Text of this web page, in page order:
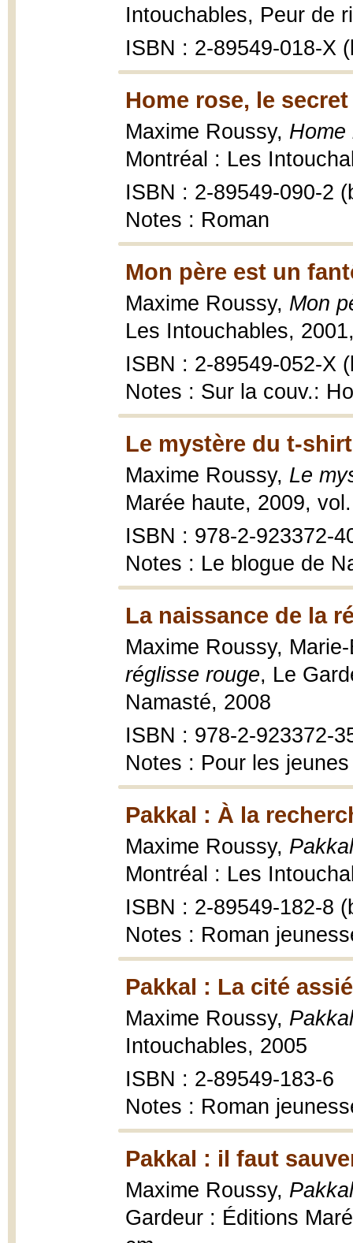
Intouchables, Peur de
ISBN : 2-89549-018-X
Home rose, le
Maxime Roussy, Home
Montréal : Les
ISBN : 2-89549-090-2
Notes : Roman
Mon père est un
Maxime Roussy, Mon
Les Intouchables,
ISBN : 2-89549-052-X
Notes : Sur la couv.:
Le mystère du t-
Maxime Roussy, Le
Marée haute, 2009,
ISBN : 978-2-923372-
Notes : Le blogue de
La naissance de la
Maxime Roussy,
réglisse rouge, Le
Namasté, 2008
ISBN : 978-2-923372-
Notes : Pour les
Pakkal : À la
Maxime Roussy,
Montréal : Les
ISBN : 2-89549-182-8
Notes : Roman
Pakkal : La cité
Maxime Roussy,
Intouchables, 2005
ISBN : 2-89549-183-6
Notes : Roman
Pakkal : il faut
Maxime Roussy,
Gardeur : Éditions